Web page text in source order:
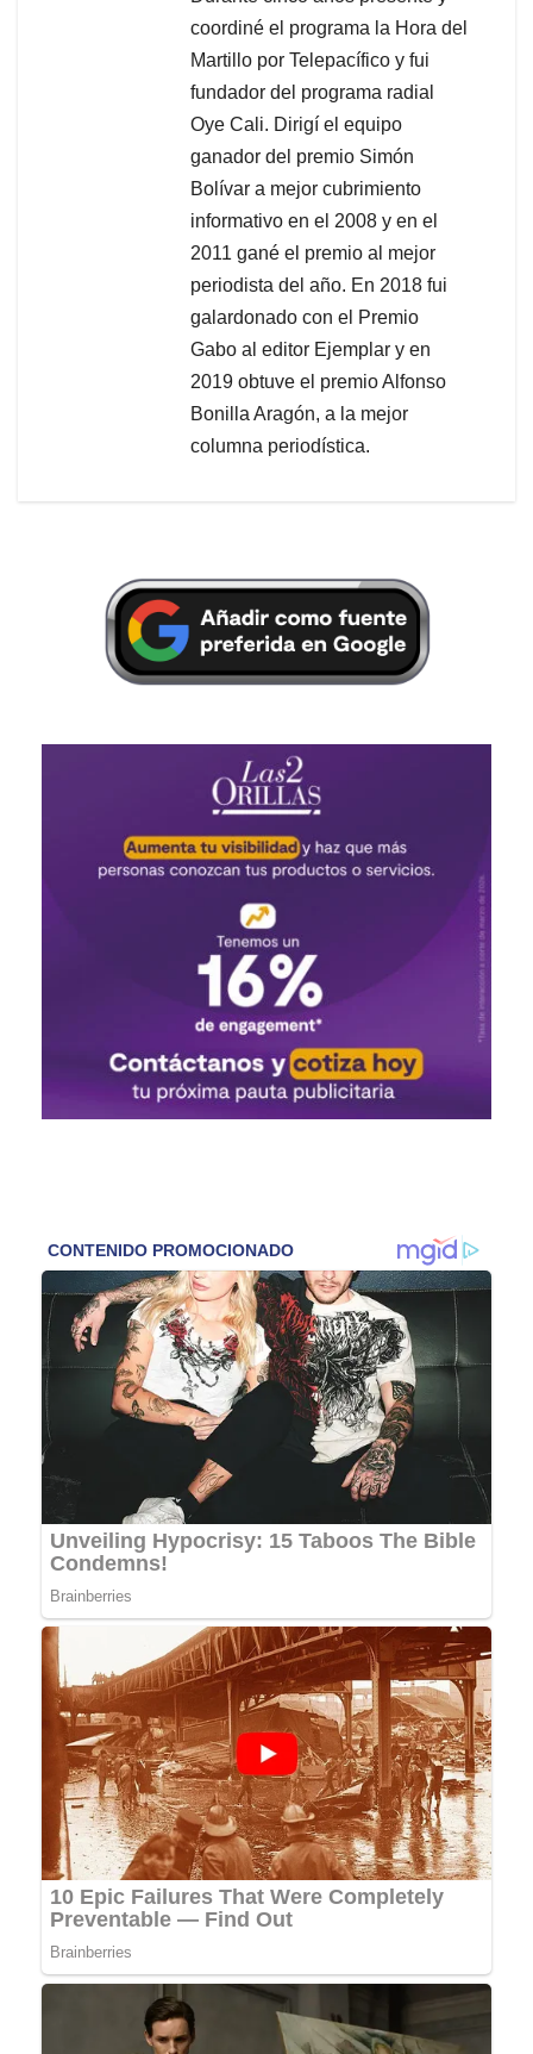
coordiné el programa la Hora del
Martillo por Telepacífico y fui
fundador del programa radial
Oye Cali. Dirigí el equipo
ganador del premio Simón
Bolívar a mejor cubrimiento
informativo en el 2008 y en el
2011 gané el premio al mejor
periodista del año. En 2018 fui
galardonado con el Premio
Gabo al editor Ejemplar y en
2019 obtuve el premio Alfonso
Bonilla Aragón, a la mejor
columna periodística.